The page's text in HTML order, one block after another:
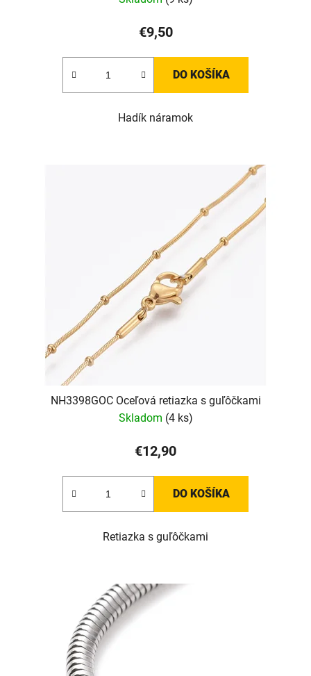
€9,50
DO KOŠÍKA
Hadík náramok
NH3398GOC Oceľová retiazka s guľôčkami
Skladom (4 ks)
€12,90
DO KOŠÍKA
Retiazka s guľôčkami